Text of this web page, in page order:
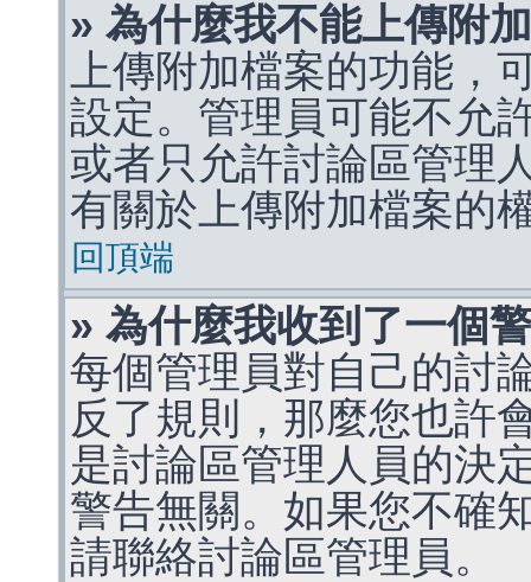
» 為什麼我不能上傳附
上傳附加檔案的功能，
設定。管理員可能不允
或者只允許討論區管理
有關於上傳附加檔案的
回頂端
» 為什麼我收到了一個
每個管理員對自己的討
反了規則，那麼您也許
是討論區管理人員的決
警告無關。如果您不確
請聯絡討論區管理員。